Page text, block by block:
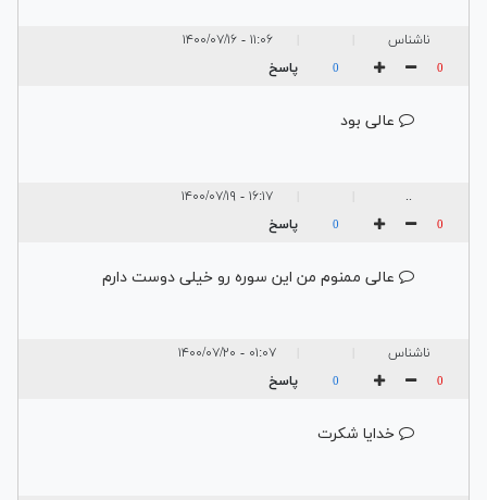
ناشناس ۱۱:۰۶ - ۱۴۰۰/۰۷/۱۶
0
0 پاسخ
عالی بود
.. ۱۶:۱۷ - ۱۴۰۰/۰۷/۱۹
0
0 پاسخ
عالی ممنوم من این سوره رو خیلی دوست دارم
ناشناس ۰۱:۰۷ - ۱۴۰۰/۰۷/۲۰
0
0 پاسخ
خدایا شکرت